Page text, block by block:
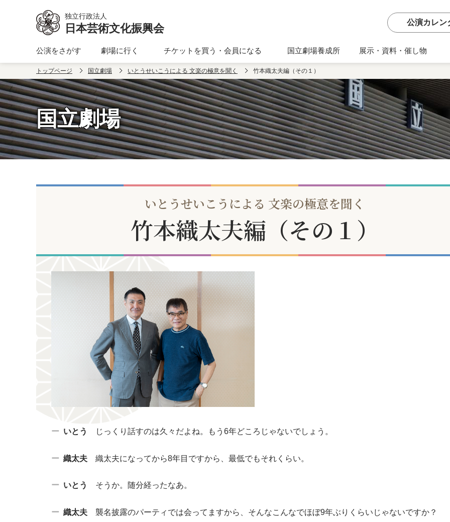
独立行政法人
日本芸術文化振興会 公演カレン
公演をさがす 劇場に行く チケットを買う・会員になる 国立劇場養成所 展示・資料・催し物
トップページ 国立劇場 いとうせいこうによる 文楽の極意を聞く 竹本織太夫編（その１）
国立劇場
いとうせいこうによる 文楽の極意を聞く
竹本織太夫編（その１）
いとう じっくり話すのは久々だよね。もう6年どころじゃないでしょう。
織太夫 織太夫になってから8年目ですから、最低でもそれくらい。
いとう そうか。随分経ったなあ。
織太夫 襲名披露のパーティでは会ってますから、そんなこんなでほぼ9年ぶりくらいじゃないですか？